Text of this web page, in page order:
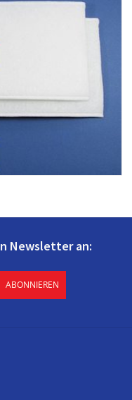
Newsletter an:
ABONNIEREN